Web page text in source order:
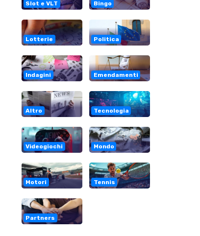
Slot e VLT Bingo
Lotterie Politica
Indagini Emendamenti
Altro Tecnologia
Videogiochi Mondo
Motori Tennis
Partners